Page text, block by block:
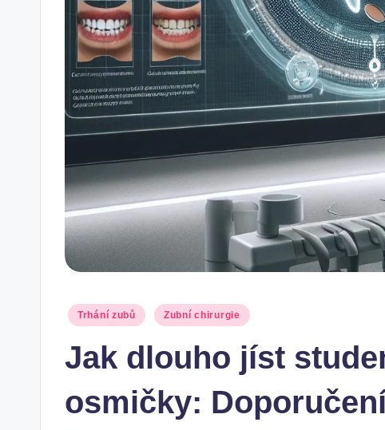
Posted
Trhání zubů Zubní chirurgie
Jak dlouho jíst
osmičky: